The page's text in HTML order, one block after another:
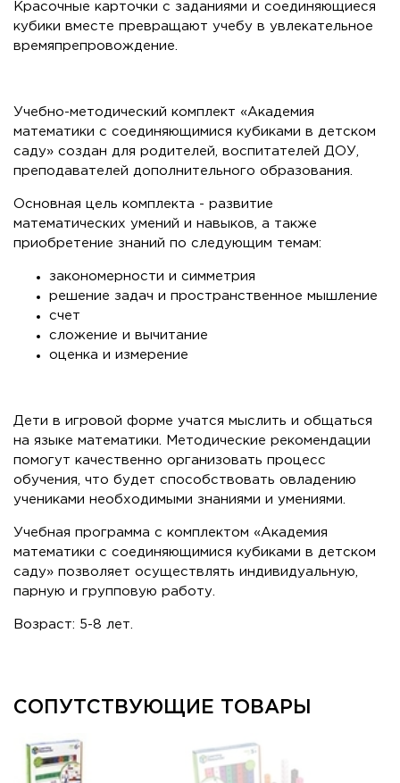
Красочные карточки с заданиями и соединяющиеся
кубики вместе превращают учебу в увлекательное
времяпрепровождение.
Учебно-методический комплект «Академия
математики с соединяющимися кубиками в детском
саду» создан для родителей, воспитателей ДОУ,
преподавателей дополнительного образования.
Основная цель комплекта - развитие
математических умений и навыков, а также
приобретение знаний по следующим темам:
закономерности и симметрия
решение задач и пространственное мышление
счет
сложение и вычитание
оценка и измерение
Дети в игровой форме учатся мыслить и общаться
на языке математики. Методические рекомендации
помогут качественно организовать процесс
обучения, что будет способствовать овладению
учениками необходимыми знаниями и умениями.
Учебная программа с комплектом «Академия
математики с соединяющимися кубиками в детском
саду» позволяет осуществлять индивидуальную,
парную и групповую работу.
Возраст: 5-8 лет.
СОПУТСТВУЮЩИЕ ТОВАРЫ